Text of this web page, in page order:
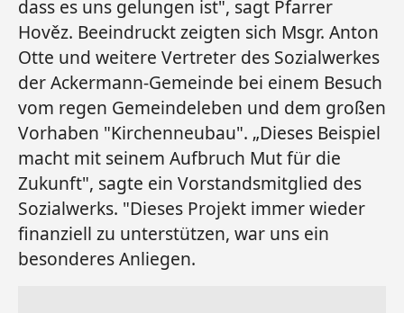
dass es uns gelungen ist", sagt Pfarrer
Hověz. Beeindruckt zeigten sich Msgr. Anton
Otte und weitere Vertreter des Sozialwerkes
der Ackermann-Gemeinde bei einem Besuch
vom regen Gemeindeleben und dem großen
Vorhaben "Kirchenneubau". „Dieses Beispiel
macht mit seinem Aufbruch Mut für die
Zukunft", sagte ein Vorstandsmitglied des
Sozialwerks. "Dieses Projekt immer wieder
finanziell zu unterstützen, war uns ein
besonderes Anliegen.